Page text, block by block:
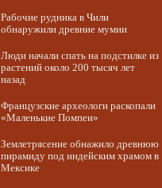
Рабочие рудника в Чили
обнаружили древние мумии
Люди начали спать на подстилке из
растений около 200 тысяч лет
назад
Французские археологи раскопали
«Маленькие Помпеи»
Землетрясение обнажило древнюю
пирамиду под индейским храмом в
Мексике